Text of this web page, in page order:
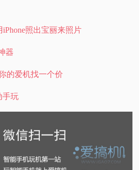
iPhone照出宝丽来照片
器
的爱机找一个价
手玩